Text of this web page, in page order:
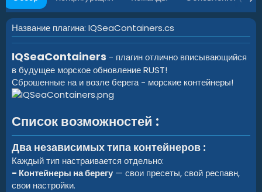
о
з
д
а
н
и
я
Название плагина: IQSeaContainers.cs
IQSeaContainers - плагин отлично вписывающийся
в будущее морское обновление RUST!
Сброшенные на и возле берега - морские контейнеры!
Список возможностей :
Два независимых типа контейнеров :
Каждый тип настраивается отдельно:
- Контейнеры на берегу — свои пресеты, свой респавн,
свои настройки.